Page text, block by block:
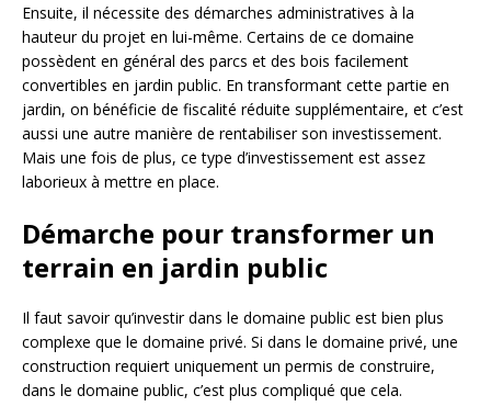
Ensuite, il nécessite des démarches administratives à la
hauteur du projet en lui-même. Certains de ce domaine
possèdent en général des parcs et des bois facilement
convertibles en jardin public. En transformant cette partie en
jardin, on bénéficie de fiscalité réduite supplémentaire, et c’est
aussi une autre manière de rentabiliser son investissement.
Mais une fois de plus, ce type d’investissement est assez
laborieux à mettre en place.
Démarche pour transformer un
terrain en jardin public
Il faut savoir qu’investir dans le domaine public est bien plus
complexe que le domaine privé. Si dans le domaine privé, une
construction requiert uniquement un permis de construire,
dans le domaine public, c’est plus compliqué que cela.